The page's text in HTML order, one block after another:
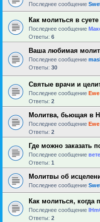
Последнее сообщение
Как молиться в
Последнее сообщение
Ответы: 6
Ваша любимая
Последнее сообщение
Ответы: 30
Святые врачи и
Последнее сообщение Ewe
Ответы: 2
Молитва, бьющая в
Последнее сообщение Ewe
Ответы: 2
Где можно заказать
Последнее сообщение
Ответы: 1
Молитвы об
Последнее сообщение
Как молиться, когда
Последнее сообщение
Ответы: 2